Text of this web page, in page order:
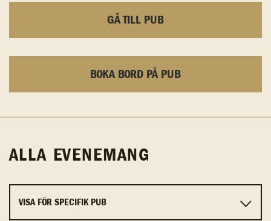
GÅ TILL PUB
BOKA BORD PÅ PUB
ALLA EVENEMANG